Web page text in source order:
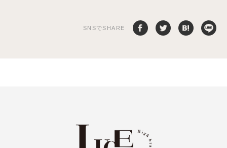
SNSでSHARE